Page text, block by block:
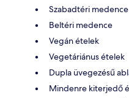
Szabadtéri medence
Beltéri medence
Vegán ételek
Vegetáriánus ételek
Dupla üvegezésű
Mindenre kiterjedő